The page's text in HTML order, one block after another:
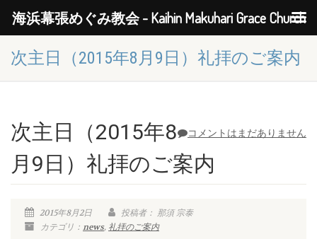
次主日（2015年8月9日）礼拝のご案内
コメントはまだありません
次主日（2015年8
月9日）礼拝のご案内
2015年8月2日
投稿者： 那須 宗泰
カテゴリ： news, 礼拝のご案内
海浜幕張めぐみ教会 - Kaihin Makuhari Grace Church